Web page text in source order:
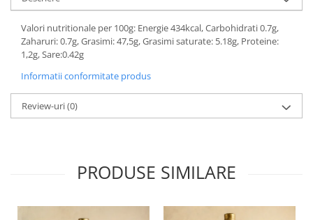
Valori nutritionale per 100g: Energie 434kcal, Carbohidrati 0.7g,
Zaharuri: 0.7g, Grasimi: 47,5g, Grasimi saturate: 5.18g, Proteine:
1,2g, Sare:0.42g
Informatii conformitate produs
Review-uri(0)
PRODUSE SIMILARE